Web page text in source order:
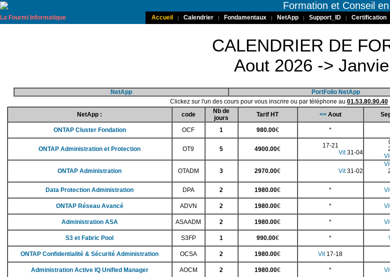
Formation et Conseil
La Fourmi Informatique Accueil | Calendrier | Fondamentaux | NetApp | Support_ID | Certification
CALENDRIER DE
Aout 2026 ->
NetApp PortFolio NetApp
Clickez sur l'un des cours pour vous inscrire ou par téléphone au 01.53.80.90.40
NetApp :
code
Nb de
jours
Tarif HT << Aout
ONTAP Cluster Fondation OCF 1 980.00€ *
ONTAP Administration et Protection OT9 5 4900.00€
17-21
Vit31-04
ONTAP Administration OTADM 3 2970.00€ Vit31-02
Data Protection Administration DPA 2 1980.00€ *
ONTAP Réseau Avancé ADVN 2 1980.00€ *
Administration ASA ASAADM 2 1980.00€ *
S3 et Fabric Pool S3FP 1 990.00€ *
ONTAP Confidentialité & Sécurité Administration OCSA 2 1980.00€ Vit17-18
Administration Active IQ Unified Manager AOCM 2 1980.00€ *